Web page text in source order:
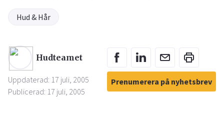
Hud & Hår
Hudteamet
Uppdaterad: 17 juli, 2005
Publicerad: 17 juli, 2005
Prenumerera på nyhetsbrev